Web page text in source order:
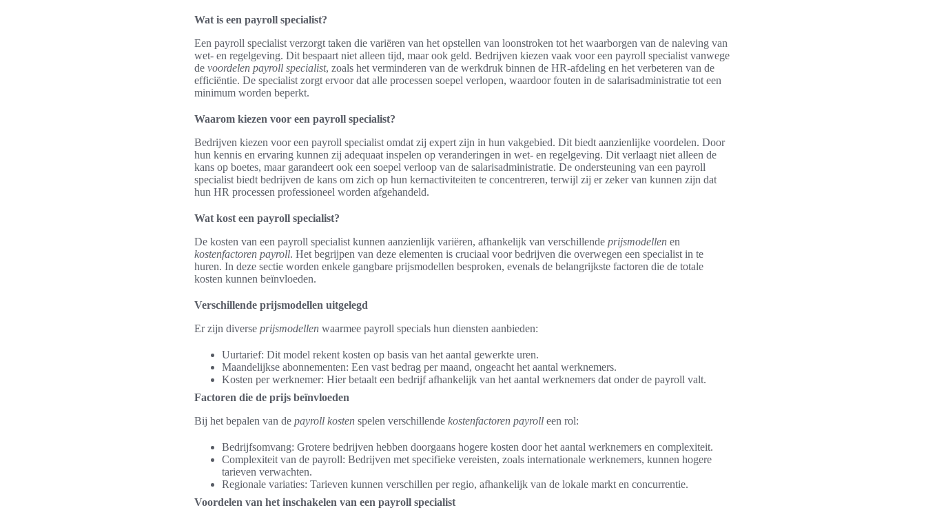
Wat is een payroll specialist?
Een payroll specialist verzorgt taken die variëren van het opstellen van loonstroken tot het waarborgen van de naleving van
wet- en regelgeving. Dit bespaart niet alleen tijd, maar ook geld. Bedrijven kiezen vaak voor een payroll specialist vanwege
de voordelen payroll specialist, zoals het verminderen van de werkdruk binnen de HR-afdeling en het verbeteren van de
efficiëntie. De specialist zorgt ervoor dat alle processen soepel verlopen, waardoor fouten in de salarisadministratie tot een
minimum worden beperkt.
Waarom kiezen voor een payroll specialist?
Bedrijven kiezen voor een payroll specialist omdat zij expert zijn in hun vakgebied. Dit biedt aanzienlijke voordelen. Door
hun kennis en ervaring kunnen zij adequaat inspelen op veranderingen in wet- en regelgeving. Dit verlaagt niet alleen de
kans op boetes, maar garandeert ook een soepel verloop van de salarisadministratie. De ondersteuning van een payroll
specialist biedt bedrijven de kans om zich op hun kernactiviteiten te concentreren, terwijl zij er zeker van kunnen zijn dat
hun HR processen professioneel worden afgehandeld.
Wat kost een payroll specialist?
De kosten van een payroll specialist kunnen aanzienlijk variëren, afhankelijk van verschillende prijsmodellen en
kostenfactoren payroll. Het begrijpen van deze elementen is cruciaal voor bedrijven die overwegen een specialist in te
huren. In deze sectie worden enkele gangbare prijsmodellen besproken, evenals de belangrijkste factoren die de totale
kosten kunnen beïnvloeden.
Verschillende prijsmodellen uitgelegd
Er zijn diverse prijsmodellen waarmee payroll specials hun diensten aanbieden:
Uurtarief: Dit model rekent kosten op basis van het aantal gewerkte uren.
Maandelijkse abonnementen: Een vast bedrag per maand, ongeacht het aantal werknemers.
Kosten per werknemer: Hier betaalt een bedrijf afhankelijk van het aantal werknemers dat onder de payroll valt.
Factoren die de prijs beïnvloeden
Bij het bepalen van de payroll kosten spelen verschillende kostenfactoren payroll een rol:
Bedrijfsomvang: Grotere bedrijven hebben doorgaans hogere kosten door het aantal werknemers en complexiteit.
Complexiteit van de payroll: Bedrijven met specifieke vereisten, zoals internationale werknemers, kunnen hogere
tarieven verwachten.
Regionale variaties: Tarieven kunnen verschillen per regio, afhankelijk van de lokale markt en concurrentie.
Voordelen van het inschakelen van een payroll specialist